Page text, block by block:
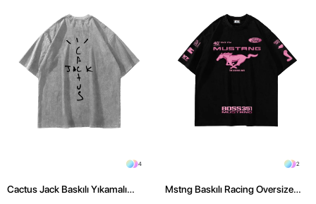
4
Cactus Jack Baskılı Yıkamalı
2
Mstng Baskılı Racing Oversize